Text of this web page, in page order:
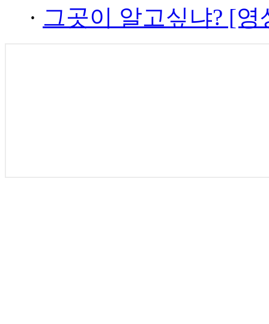
· 그곳이 알고싶냐? [